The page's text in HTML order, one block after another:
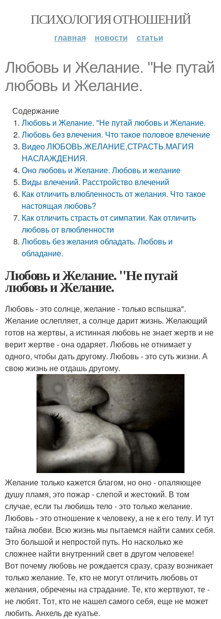
ПСИХОЛОГИЯ ОТНОШЕНИЙ
главная новости статьи
Любовь и Желание. "Не путай
любовь и Желание.
Содержание
Любовь и Желание. "Не путай любовь и Желание.
Любовь без влечения. Что такое половое влечение
Видео ЛЮБОВЬ.ЖЕЛАНИЕ,СТРАСТЬ.МАГИЯ
НАСЛАЖДЕНИЯ.
Оно любовь и Желание. Любовь и желание
Виды влечений. Расстройство влечений
Как отличить влюбленность от желания. Что такое
настоящая любовь?
Как отличить страсть от симпатии. Как отличить
любовь от влюбленности
Любовь без желания обладать. Любовь и
обладание.
Любовь и Желание. "Не путай
любовь и Желание.
Любовь - это солнце, желание - только вспышка".
Желание ослепляет, а солнце дарит жизнь. Желающий
готов на жертвы, а истинная любовь не знает жертв и не
верит жертве - она одаряет. Любовь не отнимает у
одного, чтобы дать другому. Любовь - это суть жизни. А
свою жизнь не отдашь другому.
Желание только кажется благом, но оно - опаляющее
душу пламя, это пожар - слепой и жестокий. В том
случае, если ты любишь тело - это только желание.
Любовь - это отношение к человеку, а не к его телу. И тут
тайна любви. Всю жизнь мы пытаемся найти самих себя.
Это большой и непростой путь. Но насколько же
сложнее найти внутренний свет в другом человеке!
Вот почему любовь не рождается сразу, сразу возникает
только желание. Те, кто не могут отличить любовь от
желания, обречены на страдание. Те, кто жертвуют, те -
не любят. Тот, кто не нашел самого себя, еще не может
любить. Анхель де куатье.